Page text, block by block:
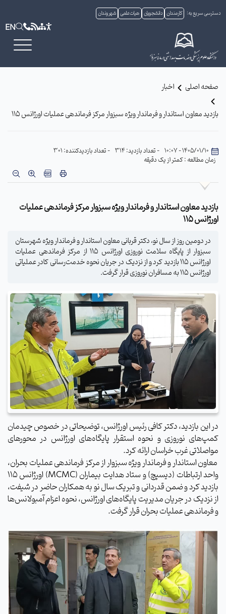
دسترسی سریع به: کارمندان دانشجویان هیات علمی شهروندان
EN
صفحه اصلی اخبار
بازدید معاون استاندار و فرماندار ویژه سبزوار مرکز فرماندهی عملیات اورژانس ۱۱۵
1405/01/10 - 10:07 - تعداد بازدید: 314
- تعداد بازدیدکننده: 301
زمان مطالعه : کمتر از یک دقیقه
بازدید معاون استاندار و فرماندار ویژه سبزوار مرکز فرماندهی عملیات
اورژانس ۱۱۵
در دومین روز از سال نو، دکتر قربانی معاون استاندار و فرماندار ویژه شهرستان
سبزوار از پایگاه سلامت نوروزی اورژانس ۱۱۵ از مرکز فرماندهی عملیات
اورژانس ۱۱۵ بازدید کرد و از نزدیک در جریان نحوه خدمت‌رسانی کادر عملیاتی
اورژانس ۱۱۵ به مسافران نوروزی قرار گرفت.
در این بازدید، دکتر کافی رئیس اورژانس، توضیحاتی در خصوص چیدمان
کمپ‌های نوروزی و نحوه استقرار پایگاه‌های اورژانس در محورهای
مواصلاتی غرب خراسان ارائه کرد.
معاون استاندار و فرماندار ویژه سبزوار از مرکز فرماندهی عملیات بحران،
واحد ارتباطات (دیسپچ) و ستاد هدایت بیماران (MCMC) اورژانس ۱۱۵
بازدید کرد و ضمن قدردانی و تبریک سال نو به همکاران حاضر در شیفت،
از نزدیک در جریان مدیریت پایگاه‌های اورژانس، نحوه اعزام آمبولانس‌ها
و فرماندهی عملیات بحران قرار گرفت.